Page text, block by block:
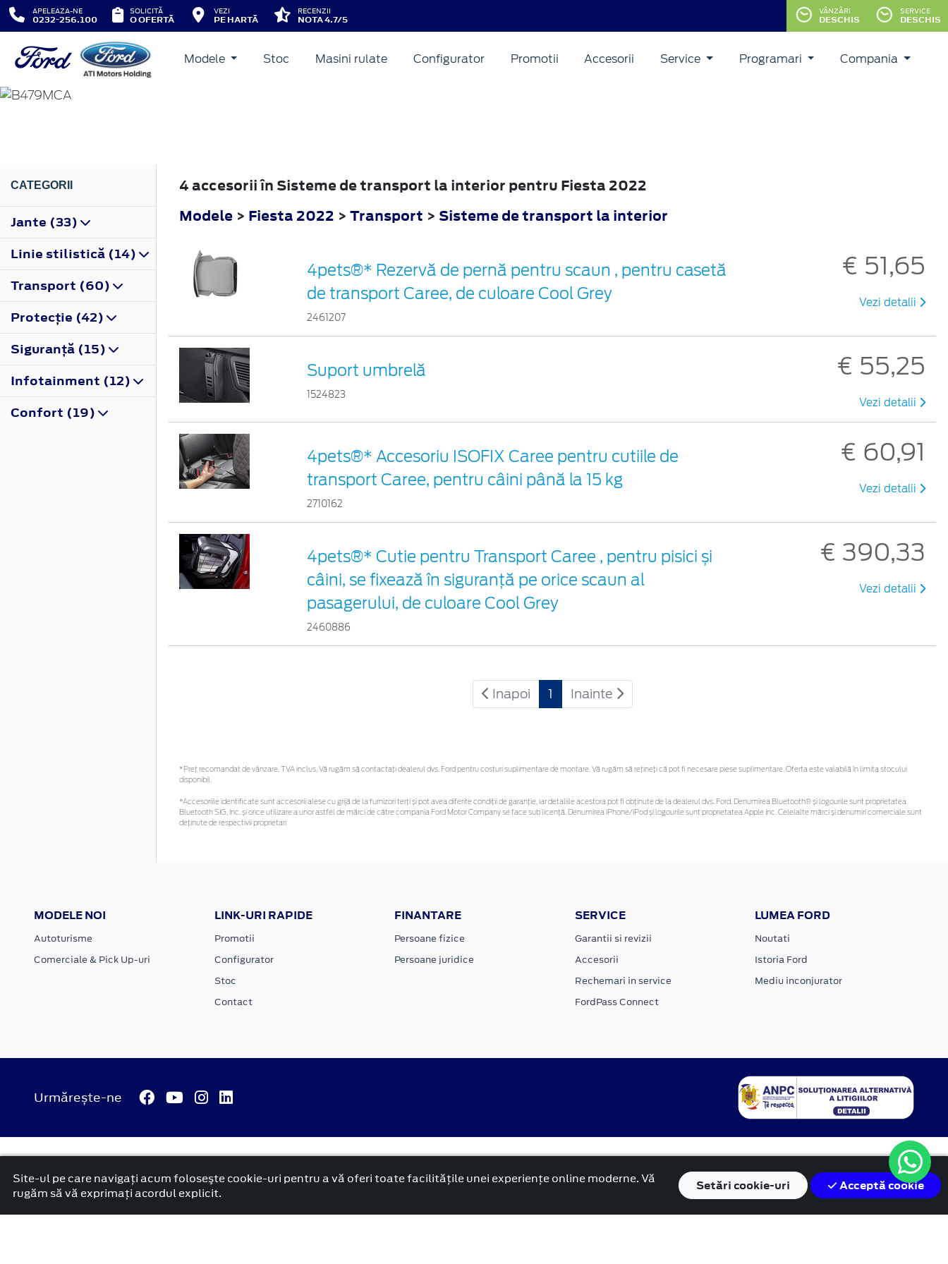
APELEAZA-NE
0232-256.100
SOLICITĂ
O OFERTĂ
VEZI
PE HARTĂ
RECENZII
NOTA 4.7/5
VÂNZĂRI
DESCHIS
SERVICE
DESCHIS
Modele Stoc Masini rulate Configurator Promotii Accesorii Service Programari Compania
FIESTA
CATEGORII
Jante (33)
Linie stilistică (14)
Transport (60)
Protecţie (42)
Siguranţă (15)
Infotainment (12)
Confort (19)
4 accesorii în Sisteme de transport la interior pentru Fiesta 2022
Modele > Fiesta 2022 > Transport > Sisteme de transport la interior
4pets®* Rezervă de pernă pentru scaun , pentru casetă
de transport Caree, de culoare Cool Grey
2461207
€ 51,65
Vezi detalii
Suport umbrelă
1524823
€ 55,25
Vezi detalii
4pets®* Accesoriu ISOFIX Caree pentru cutiile de
transport Caree, pentru câini până la 15 kg
2710162
€ 60,91
Vezi detalii
4pets®* Cutie pentru Transport Caree , pentru pisici și
câini, se fixează în siguranță pe orice scaun al
pasagerului, de culoare Cool Grey
2460886
€ 390,33
Vezi detalii
Inapoi 1 Inainte
*Preţ recomandat de vânzare, TVA inclus. Vă rugăm să contactaţi dealerul dvs. Ford pentru costuri suplimentare de montare. Vă rugăm să rețineți că pot fi necesare piese suplimentare. Oferta este valabilă în limita stocului
disponibil.
*Accesoriile identificate sunt accesorii alese cu grijă de la furnizori terți și pot avea diferite condiții de garanție, iar detaliile acestora pot fi obținute de la dealerul dvs. Ford. Denumirea Bluetooth® și logourile sunt proprietatea
Bluetooth SIG, Inc. și orice utilizare a unor astfel de mărci de către compania Ford Motor Company se face sub licență. Denumirea iPhone/iPod și logourile sunt proprietatea Apple Inc. Celelalte mărci și denumiri comerciale sunt
deținute de respectivii proprietari
MODELE NOI
Autoturisme
Comerciale & Pick Up-uri
LINK-URI RAPIDE
Promotii
Configurator
Stoc
Contact
FINANTARE
Persoane fizice
Persoane juridice
SERVICE
Garantii si revizii
Accesorii
Rechemari in service
FordPass Connect
LUMEA FORD
Noutati
Istoria Ford
Mediu inconjurator
Urmărește-ne
© 2026 ATI Motors Termeni si conditii Confidentialitate
Politica cookies
Anunț începere proiect ”PNRR. Fonduri pentru România modernă și reformată”.
platformă dezvoltată de Workleto
Site-ul pe care navigați acum foloseşte cookie-uri pentru a vă oferi toate facilitățile unei experiențe online moderne. Vă
rugăm să vă exprimați acordul explicit.
Setăricookie-uri Acceptă cookie